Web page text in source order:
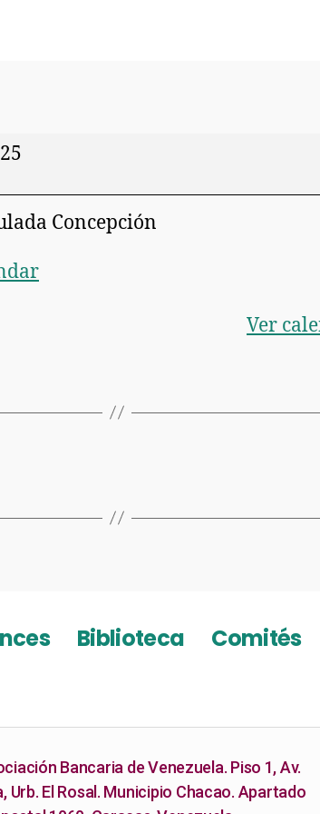
Concepción
Ver
Biblioteca Comités
Bancaria de Venezuela. Piso 1, Av.
Urb. El Rosal. Municipio Chacao. Apartado